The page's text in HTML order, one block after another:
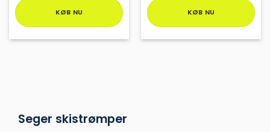
KØB NU
vare
vælges
KØB NU
vare
Seger skistrømper